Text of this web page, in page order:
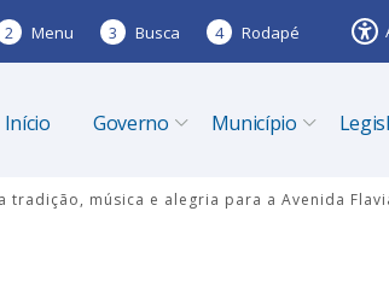
2 Menu 3 Busca 4 Rodapé
Início Governo Município
tradição, música e alegria para a Avenida